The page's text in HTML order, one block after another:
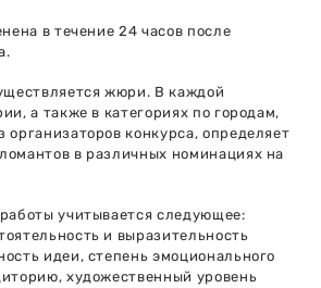
в течение 24 часов после
жюри. В каждой
а также в категориях по городам,
конкурса, определяет
в различных номинациях на
учитывается следующее:
и выразительность
идеи, степень эмоционального
художественный уровень